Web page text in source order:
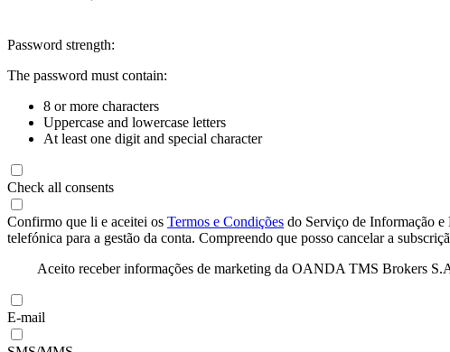
Password strength:
The password must contain:
8 or more characters
Uppercase and lowercase letters
At least one digit and special character
Check all consents
Confirmo que li e aceitei os Termos e Condições do Serviço de Informação e
telefónica para a gestão da conta. Compreendo que posso cancelar a
Aceito receber informações de marketing da OANDA TMS Brokers
E-mail